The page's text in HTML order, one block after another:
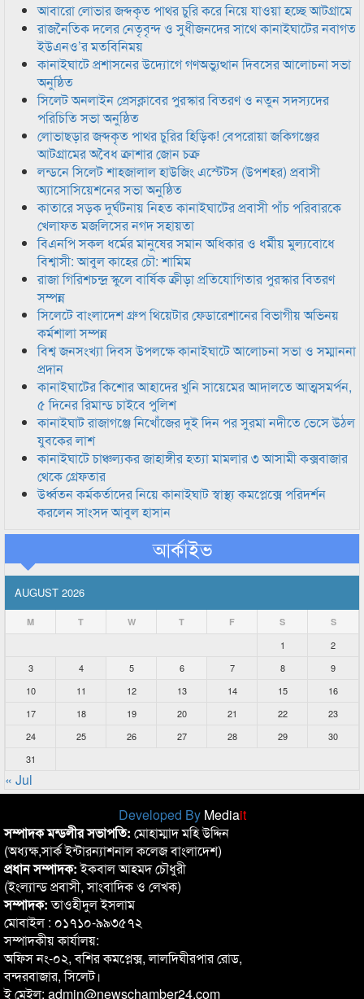
আবারো লোভার জব্দকৃত পাথর চুরি করে নিয়ে যাওয়া হচ্ছে আটগ্রামে
রাজনৈতিক দলের নেতৃবৃন্দ ও সুধীজনদের সাথে কানাইঘাটের নবাগত
ইউএনও’র মতবিনিময়
কানাইঘাটে প্রশাসনের উদ্যোগে গণঅভ্যুত্থান দিবসের আলোচনা সভা
অনুষ্ঠিত
সিলেট অনলাইন প্রেসক্লাবের পুরস্কার বিতরণ ও নতুন সদস্যদের
পরিচিতি সভা অনুষ্ঠিত
লোভাছড়ার জব্দকৃত পাথর চুরির হিড়িক! বেপরোয়া জকিগঞ্জের
আটগ্রামের অবৈধ ক্রাশার জোন চক্র
লন্ডনে সিলেট শাহজালাল হাউজিং এস্টেটস (উপশহর) প্রবাসী
অ্যাসোসিয়েশনের সভা অনুষ্ঠিত
কাতারে সড়ক দুর্ঘটনায় নিহত কানাইঘাটের প্রবাসী পাঁচ পরিবারকে
খেলাফত মজলিসের নগদ সহায়তা
বিএনপি সকল ধর্মের মানুষের সমান অধিকার ও ধর্মীয় মুল্যবোধে
বিশ্বাসী: আবুল কাহের চৌ: শামিম
রাজা গিরিশচন্দ্র স্কুলে বার্ষিক ক্রীড়া প্রতিযোগিতার পুরস্কার বিতরণ
সম্পন্ন
সিলেটে বাংলাদেশ গ্রুপ থিয়েটার ফেডারেশানের বিভাগীয় অভিনয়
কর্মশালা সম্পন্ন
বিশ্ব জনসংখ্যা দিবস উপলক্ষে কানাইঘাটে আলোচনা সভা ও সম্মাননা
প্রদান
কানাইঘাটের কিশোর আহাদের খুনি সায়েমের আদালতে আত্মসমর্পন,
৫ দিনের রিমান্ড চাইবে পুলিশ
কানাইঘাট রাজাগঞ্জে নিখোঁজের দুই দিন পর সুরমা নদীতে ভেসে উঠল
যুবকের লাশ
কানাইঘাটে চাঞ্চল্যকর জাহাঙ্গীর হত্যা মামলার ৩ আসামী কক্সবাজার
থেকে গ্রেফতার
উর্ধ্বতন কর্মকর্তাদের নিয়ে কানাইঘাট স্বাস্থ্য কমপ্লেক্সে পরিদর্শন
করলেন সাংসদ আবুল হাসান
আর্কাইভ
AUGUST 2026
M T W T F S S
1
2
3
4 5 6 7 8
9
10
11 12 13 14 15
16
17
18 19 20 21 22
23
24
25 26 27 28 29
30
31
« Jul
Developed By Mediait
সম্পাদক মন্ডলীর সভাপতি: মোহাম্মাদ মহি উদ্দিন
(অধ্যক্ষ,সার্ক ইন্টারন্যাশনাল কলেজ বাংলাদেশ)
প্রধান সম্পাদক:ইকবাল আহমদ চৌধুরী
(ইংল্যান্ড প্রবাসী, সাংবাদিক ও লেখক)
সম্পাদক:তাওহীদুল ইসলাম
মোবাইল : ০১৭১০-৯৯৩৫৭২
সম্পাদকীয় কার্যালয়:
অফিস নং-০২, বশির কমপ্লেক্স, লালদিঘীরপার রোড,
বন্দরবাজার, সিলেট।
ই মেইল: admin@newschamber24.com